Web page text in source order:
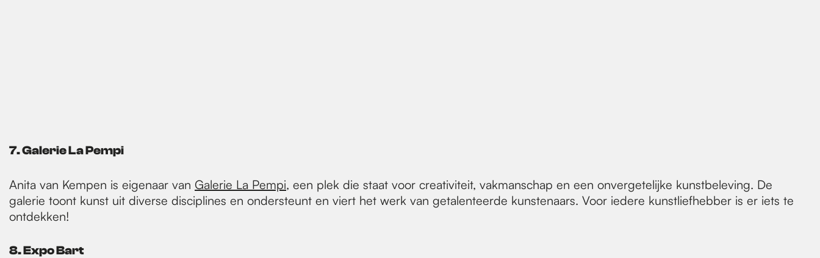
7. Galerie La Pempi
Anita van Kempen is eigenaar van Galerie La Pempi, een plek die staat voor creativiteit, vakmanschap en een onvergetelijke kunstbeleving. De
galerie toont kunst uit diverse disciplines en ondersteunt en viert het werk van getalenteerde kunstenaars. Voor iedere kunstliefhebber is er iets te
ontdekken!
8. Expo Bart